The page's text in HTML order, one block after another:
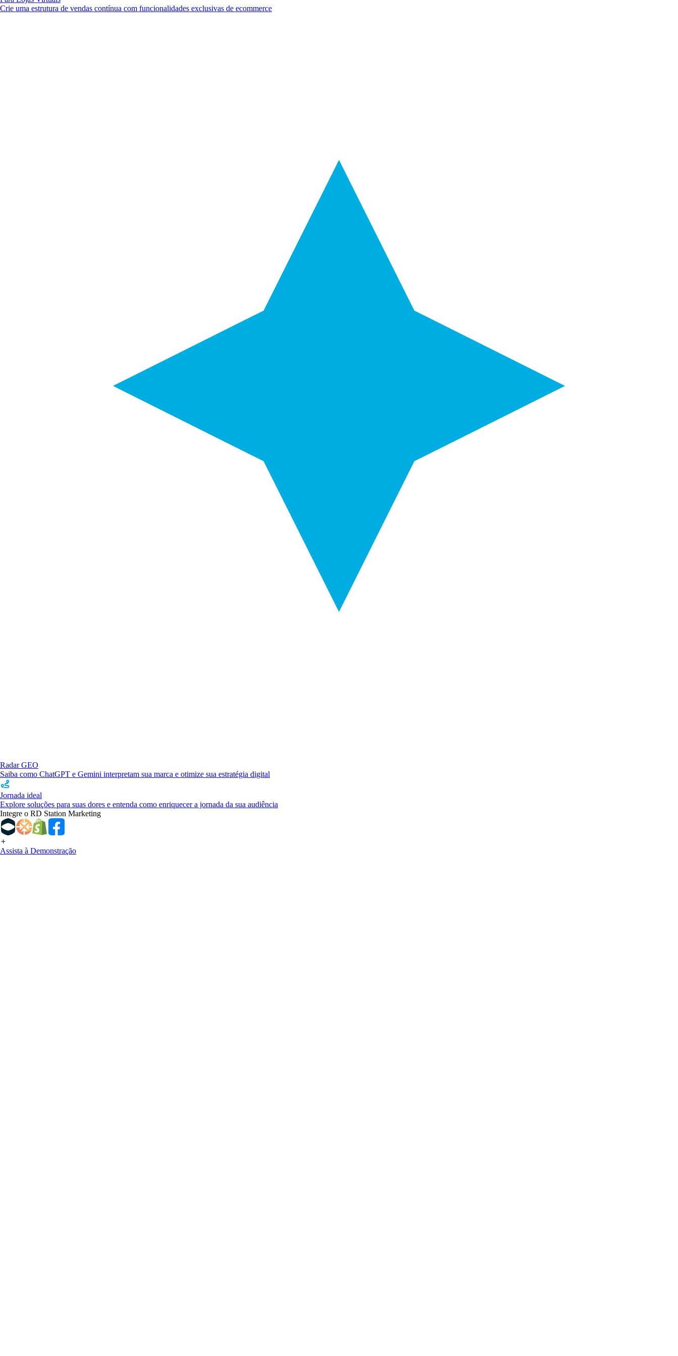
Crie uma estrutura de vendas contínua com funcionalidades exclusivas de ecommerce
Radar GEO
Saiba como ChatGPT e Gemini interpretam sua marca e otimize sua estratégia digital
Jornada ideal
Explore soluções para suas dores e entenda como enriquecer a jornada da sua audiência
Integre o RD Station Marketing
Assista à Demonstração